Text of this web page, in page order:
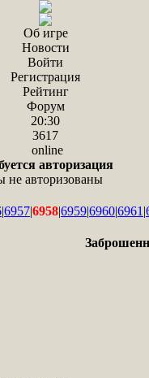
Об игре
Новости
Войти
Регистрация
Рейтинг
Форум
20:30
3617
online
авторизация
не авторизованы
|6957|6958|6959|6960|6961 |